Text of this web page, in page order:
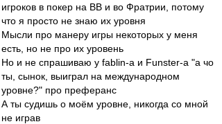
игроков в покер на ВВ и во Фратрии, потому
что я просто не знаю их уровня
Мысли про манеру игры некоторых у меня
есть, но не про их уровень
Но и не спрашиваю у fablin-a и Funster-а "а чо
ты, сынок, выиграл на международном
уровне?" про преферанс
А ты судишь о моём уровне, никогда со мной
не играв